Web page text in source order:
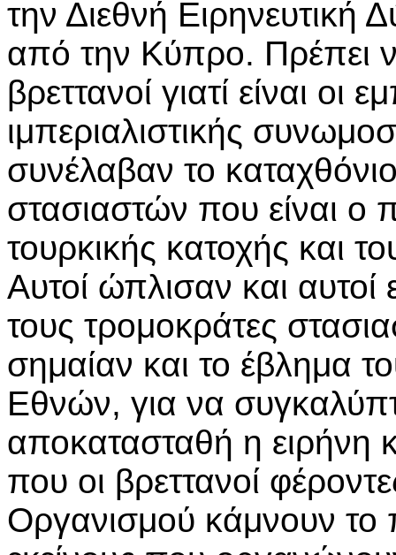
την Διεθνή
από την Κύπρο. Πρέπει
βρεττανοί γιατί είναι οι
ιμπεριαλιστικής
συνέλαβαν το
στασιαστών που είναι ο
τουρκικής κατοχής και
Αυτοί ώπλισαν και
τους τρομοκράτες
σημαίαν και το έβλημα
Εθνών, για να
αποκατασταθή η ειρήνη
που οι βρεττανοί
Οργανισμού κάμνουν το